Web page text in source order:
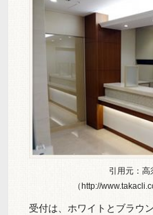
引用元：高
（http://
受付は、ホワイトとブラウ